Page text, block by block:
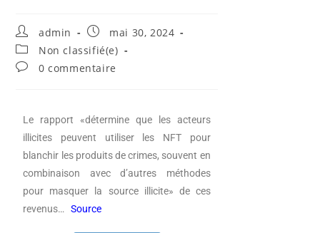
admin
mai 30, 2024
Non classifié(e)
0 commentaire
Le rapport «détermine que les acteurs
illicites peuvent utiliser les NFT pour
blanchir les produits de crimes, souvent en
combinaison avec d’autres méthodes
pour masquer la source illicite» de ces
revenus…Source